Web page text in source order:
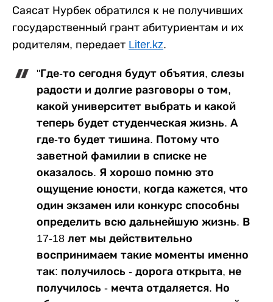
Саясат Нурбек обратился к не получивших
государственный грант абитуриентам и их
родителям, передает Liter.kz.
"Где-то сегодня будут объятия, слезы
радости и долгие разговоры о том,
какой университет выбрать и какой
теперь будет студенческая жизнь. А
где-то будет тишина. Потому что
заветной фамилии в списке не
оказалось. Я хорошо помню это
ощущение юности, когда кажется, что
один экзамен или конкурс способны
определить всю дальнейшую жизнь. В
17-18 лет мы действительно
воспринимаем такие моменты именно
так: получилось - дорога открыта, не
получилось - мечта отдаляется. Но